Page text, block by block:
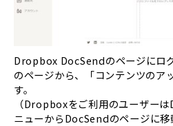
Dropbox DocSendのページにロ
のページから、「コンテンツのア
す。
（Dropboxをご利用のユーザー
ニューからDocSendのページに移